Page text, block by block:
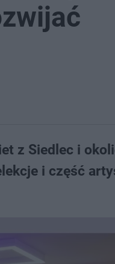
z Siedlec i
i część